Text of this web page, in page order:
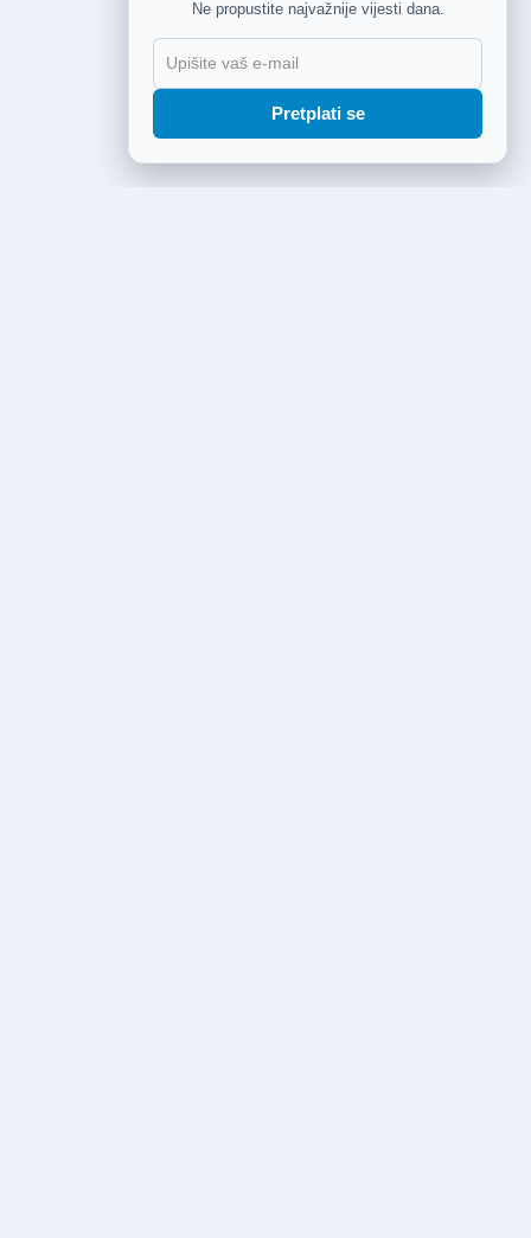
Ne propustite najvažnije vijesti dana.
Pretplati se